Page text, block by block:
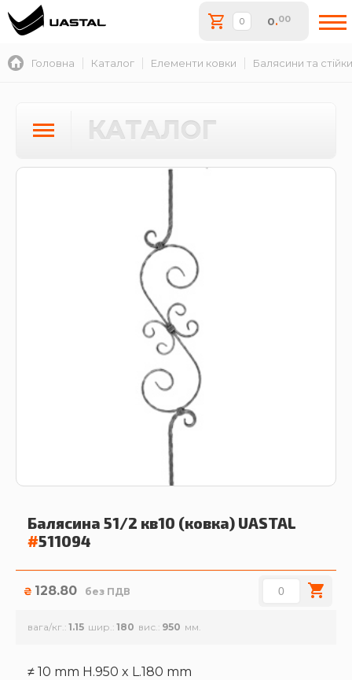
0.00
Головна Каталог Елементи ковки Балясини та стійки
КАТАЛОГ
Балясина 51/2 кв10 (ковка) UASTAL
#511094
₴ 128.80 без ПДВ
вага/кг. 1.15 шир. 180 вис. 950
≠ 10 mm H.950 x L.180 mm